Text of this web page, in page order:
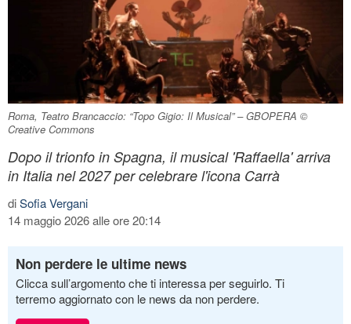
Roma, Teatro Brancaccio: “Topo Gigio: Il Musical” – GBOPERA ©
Creative Commons
Dopo il trionfo in Spagna, il musical 'Raffaella' arriva
in Italia nel 2027 per celebrare l'icona Carrà
diSofia Vergani
14 maggio 2026 alle ore 20:14
Non perdere le ultime news
Clicca sull’argomento che ti interessa per seguirlo. Ti
terremo aggiornato con le news da non perdere.